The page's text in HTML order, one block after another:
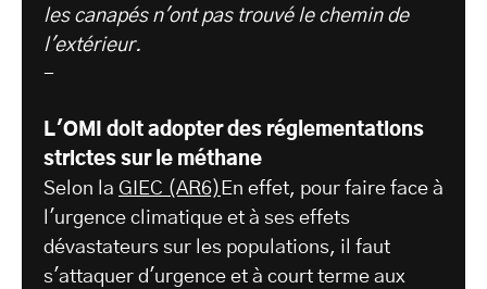
les canapés n'ont pas trouvé le chemin de
l'extérieur.
-
L'OMI doit adopter des réglementations
strictes sur le méthane
Selon la GIEC (AR6) En effet, pour faire face à
l'urgence climatique et à ses effets
dévastateurs sur les populations, il faut
s'attaquer d'urgence et à court terme aux